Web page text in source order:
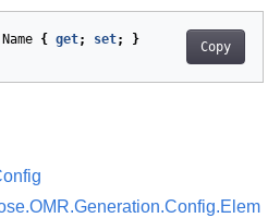
Copy
Name { get; set; }